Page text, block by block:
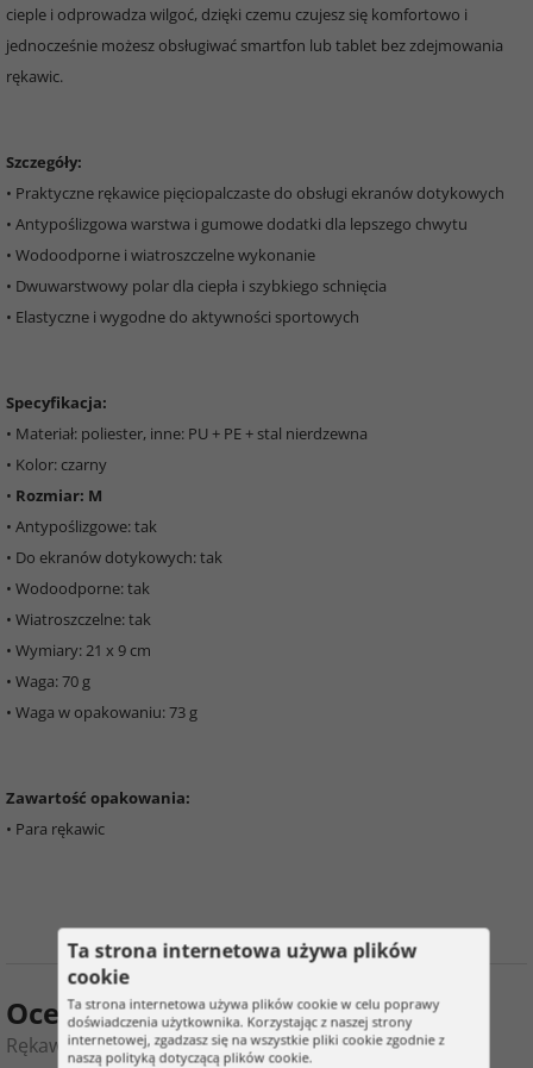
cieple i odprowadza wilgoć, dzięki czemu czujesz się komfortowo i
jednocześnie możesz obsługiwać smartfon lub tablet bez zdejmowania
rękawic.
Szczegóły:
• Praktyczne rękawice pięciopalczaste do obsługi ekranów dotykowych
• Antypoślizgowa warstwa i gumowe dodatki dla lepszego chwytu
• Wodoodporne i wiatroszczelne wykonanie
• Dwuwarstwowy polar dla ciepła i szybkiego schnięcia
• Elastyczne i wygodne do aktywności sportowych
Specyfikacja:
• Materiał: poliester, inne: PU + PE + stal nierdzewna
• Kolor: czarny
• Rozmiar: M
• Antypoślizgowe: tak
• Do ekranów dotykowych: tak
• Wodoodporne: tak
• Wiatroszczelne: tak
• Wymiary: 21 x 9 cm
• Waga: 70 g
• Waga w opakowaniu: 73 g
Zawartość opakowania:
• Para rękawic
Ocena produktu
Rękawice dotykowe - do sportu i czasu wolnego
Ta strona internetowa używa plików
cookie
Ta strona internetowa używa plików cookie w celu poprawy
doświadczenia użytkownika. Korzystając z naszej strony
internetowej, zgadzasz się na wszystkie pliki cookie zgodnie z
naszą polityką dotyczącą plików cookie.